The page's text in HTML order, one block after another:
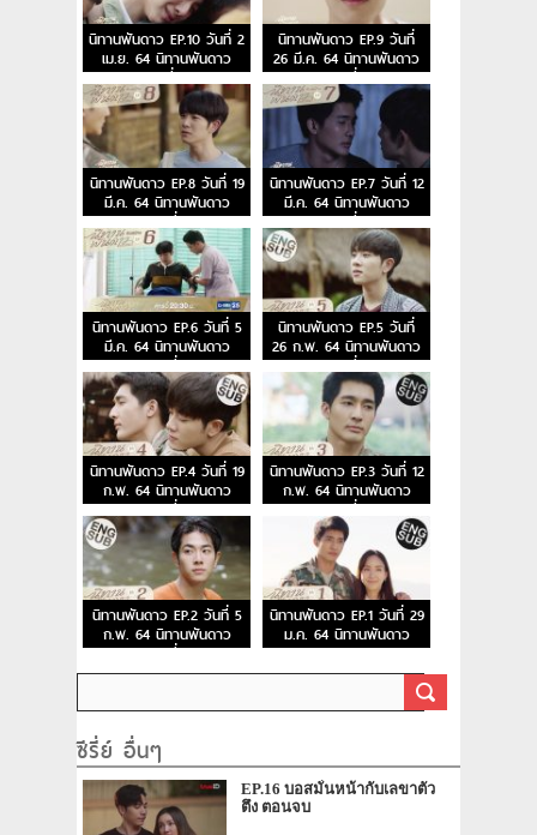
นิทานพันดาว EP.10 วันที่ 2
เม.ย. 64 นิทานพันดาว
ตอนที่ 10
นิทานพันดาว EP.9 วันที่
26 มี.ค. 64 นิทานพันดาว
ตอนที่ 9
นิทานพันดาว EP.8 วันที่ 19
มี.ค. 64 นิทานพันดาว
ตอนที่ 8
นิทานพันดาว EP.7 วันที่ 12
มี.ค. 64 นิทานพันดาว
ตอนที่ 7
นิทานพันดาว EP.6 วันที่ 5
มี.ค. 64 นิทานพันดาว
ตอนที่ 6
นิทานพันดาว EP.5 วันที่
26 ก.พ. 64 นิทานพันดาว
ตอนที่ 5
นิทานพันดาว EP.4 วันที่ 19
ก.พ. 64 นิทานพันดาว
ตอนที่ 4
นิทานพันดาว EP.3 วันที่ 12
ก.พ. 64 นิทานพันดาว
ตอนที่ 3
นิทานพันดาว EP.2 วันที่ 5
ก.พ. 64 นิทานพันดาว
ตอนที่ 2
นิทานพันดาว EP.1 วันที่ 29
ม.ค. 64 นิทานพันดาว
ตอนแรก
ซีรี่ย์ อื่นๆ
EP.16 บอสมั่นหน้ากับเลขาตัว
ตึง ตอนจบ